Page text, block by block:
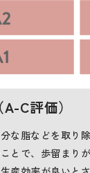
C評価）
な脂などを取り除
とで、歩留まり